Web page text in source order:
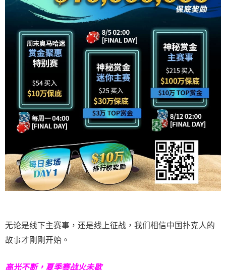
无论是线下主赛事，还是线上征战，我们相信中国扑克人的
故事才刚刚开始。
高光不断，夏季赛战火未歇